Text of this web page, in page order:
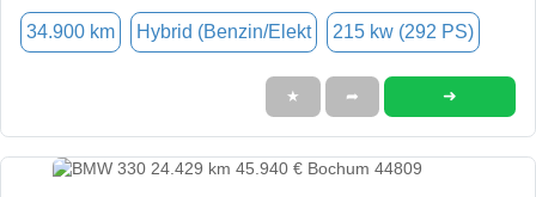
34.900 km Hybrid (Benzin/Elekt 215 kw (292 PS)
★ ➦ ➜